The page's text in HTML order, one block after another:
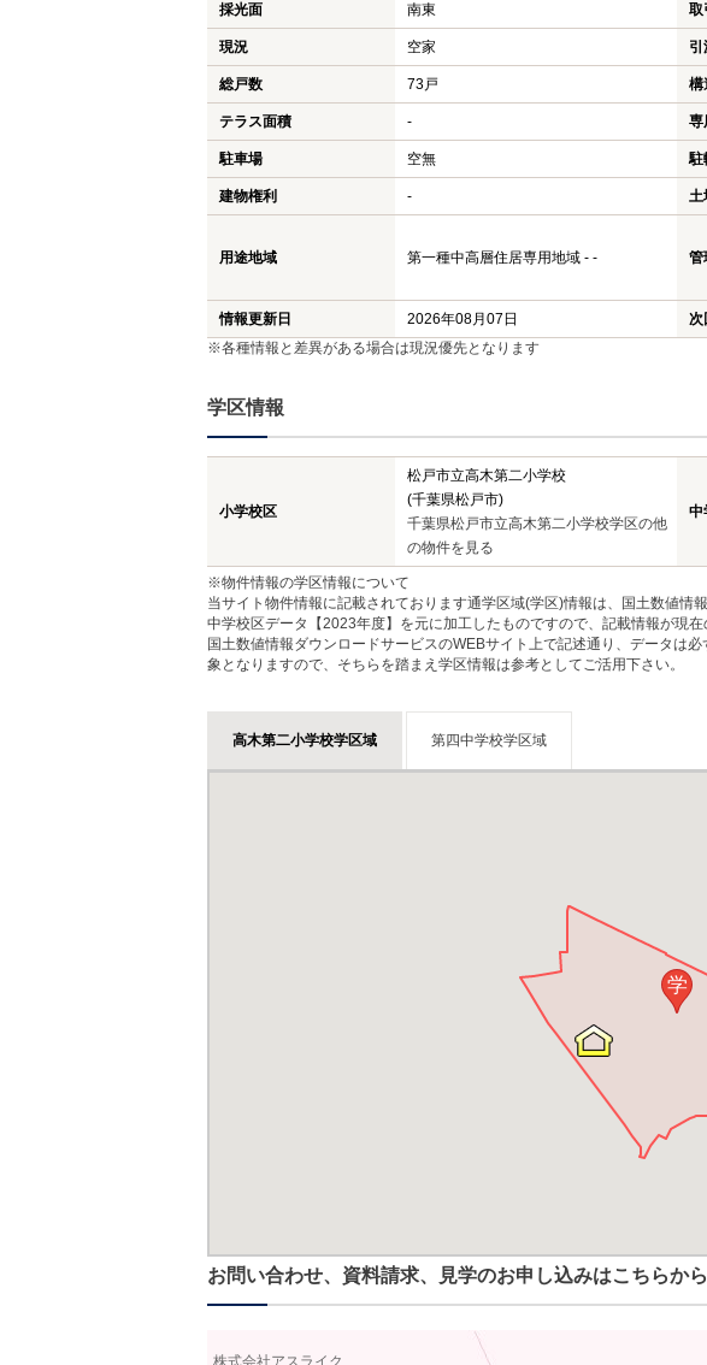
採光面 南東 取
現況 空家 引
総戸数 73戸 構
テラス面積 - 専
駐車場 空無 駐
建物権利 - 土
用途地域 第一種中高層住居専用地域 - - 管
情報更新日 2026年08月07日 次
※各種情報と差異がある場合は現況優先となります
学区情報
小学校区
松戸市立高木第二小学校
(千葉県松戸市)
千葉県松戸市立高木第二小学校学区の他
の物件を見る
中
※物件情報の学区情報について
当サイト物件情報に記載されております通学区域(学区)情報は、国土数値
中学校区データ【2023年度】を元に加工したものですので、記載情報が現在
国土数値情報ダウンロードサービスのWEBサイト上で記述通り、データは
象となりますので、そちらを踏まえ学区情報は参考としてご活用下さい。
高木第二小学校学区域 第四中学校学区域
学
お問い合わせ、資料請求、見学のお申し込みはこちらから
株式会社アスライク